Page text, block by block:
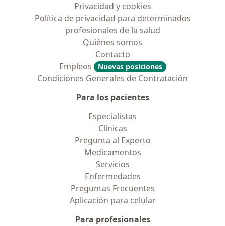
Privacidad y cookies
Política de privacidad para determinados
profesionales de la salud
Quiénes somos
Contacto
Empleos
Nuevas posiciones
Condiciones Generales de Contratación
Para los pacientes
Especialistas
Clínicas
Pregunta al Experto
Medicamentos
Servicios
Enfermedades
Preguntas Frecuentes
Aplicación para celular
Para profesionales